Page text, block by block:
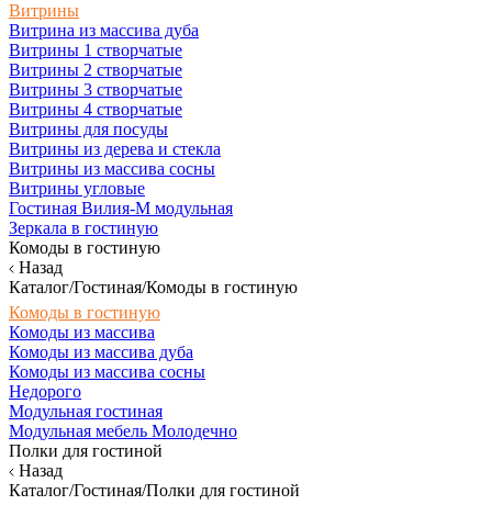
Витрины
Витрина из массива дуба
Витрины 1 створчатые
Витрины 2 створчатые
Витрины 3 створчатые
Витрины 4 створчатые
Витрины для посуды
Витрины из дерева и стекла
Витрины из массива сосны
Витрины угловые
Гостиная Вилия-М модульная
Зеркала в гостиную
Комоды в гостиную
Назад
Каталог/Гостиная/Комоды в гостиную
Комоды в гостиную
Комоды из массива
Комоды из массива дуба
Комоды из массива сосны
Недорого
Модульная гостиная
Модульная мебель Молодечно
Полки для гостиной
Назад
Каталог/Гостиная/Полки для гостиной